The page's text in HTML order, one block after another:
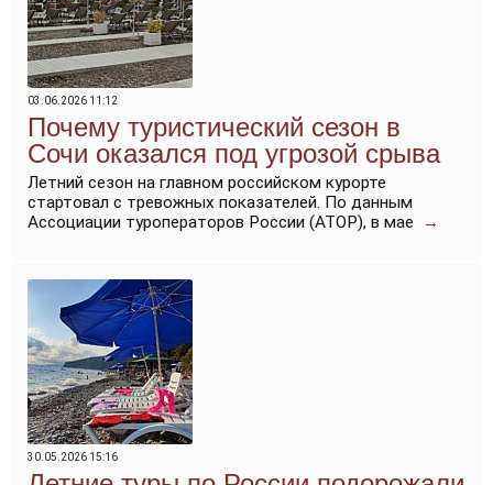
03.06.2026 11:12
Почему туристический сезон в
Сочи оказался под угрозой срыва
Летний сезон на главном российском курорте
стартовал с тревожных показателей. По данным
Ассоциации туроператоров России (АТОР), в мае
→
30.05.2026 15:16